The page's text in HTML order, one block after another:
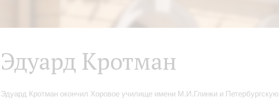
Эдуард Кротман
Эдуард Кротман окончил Хоровое училище имени М.И.Глинки и Петербургскую